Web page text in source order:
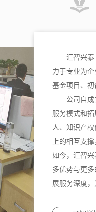
汇智兴
力于专业为
基金项目、初
公司自
服务模式和
人、知识产
上的相互支
如今，汇智
多优势与更
展服务深度，